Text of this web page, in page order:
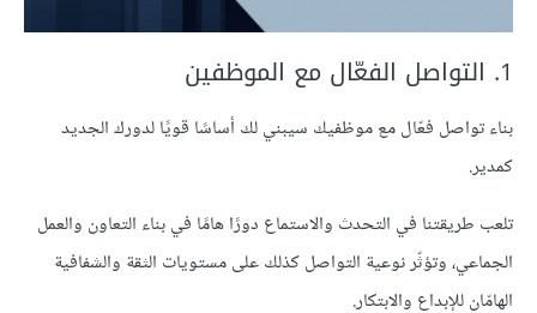
1. التواصل الفعّال مع الموظفين
بناء تواصل فعّال مع موظفيك سيبني لك أساسًا قويًا لدورك الجديد
كمدير.
تلعب طريقتنا في التحدث والاستماع دورًا هامًا في بناء التعاون والعمل
الجماعي، وتؤثّر نوعية التواصل كذلك على مستويات الثقة والشفافية
الهامّان للإبداع والابتكار.